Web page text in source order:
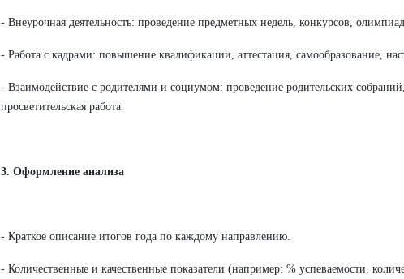
- Внеурочная деятельность: проведение предметных недель, конкурсов,
- Работа с кадрами: повышение квалификации, аттестация, самообразование,
- Взаимодействие с родителями и социумом: проведение родительских
просветительская работа.
3. Оформление анализа
- Краткое описание итогов года по каждому направлению.
- Количественные и качественные показатели (например: % успеваемости,